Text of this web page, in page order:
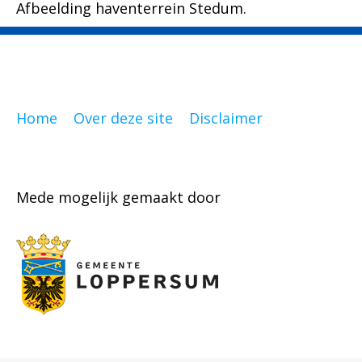
Afbeelding haventerrein Stedum.
Home Over deze site Disclaimer
Mede mogelijk gemaakt door